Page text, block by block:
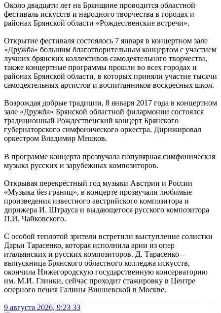
Около двадцати лет на Брянщине проводится областной
фестиваль искусств и народного творчества в городах и
районах Брянской области «Рождественские встречи».
Открытие фестиваля состоялось 7 января в концертном зале
«Дружба» большим благотворительным концертом с участием
лучших брянских коллективов самодеятельного творчества,
также концертные программы прошли во всех городах и
районах Брянской области, в которых приняли участие тысячи
самодеятельных артистов и воспитанников воскресных школ.
Возрождая добрые традиции, 8 января 2017 года в концертном
зале «Дружба» Брянской областной филармонии состоялся
традиционный Рождественский концерт Брянского
губернаторского симфонического оркестра. Дирижировал
оркестром Владимир Мешков.
В программе концерта прозвучала популярная симфоническая
музыка русских и зарубежных композиторов.
Открывая перекрёстный год музыки Австрии и России
«Музыка без границ», в концерте прозвучали любимые
произведения известного австрийского композитора и
дирижера И. Штрауса и выдающегося русского композитора
П.И. Чайковского.
С особой теплотой зрители встретили выступление солистки
Дарьи Тарасенко, которая исполнила арии из опер
итальянских и русских композиторов. Д. Тарасенко –
выпускница Брянского областного колледжа искусств,
окончила Нижегородскую государственную консерваторию
им. М.И. Глинки, сейчас проходит стажировку в Центре
оперного пения Галины Вишневской в Москве.
9 августа 2026, 9:23 33